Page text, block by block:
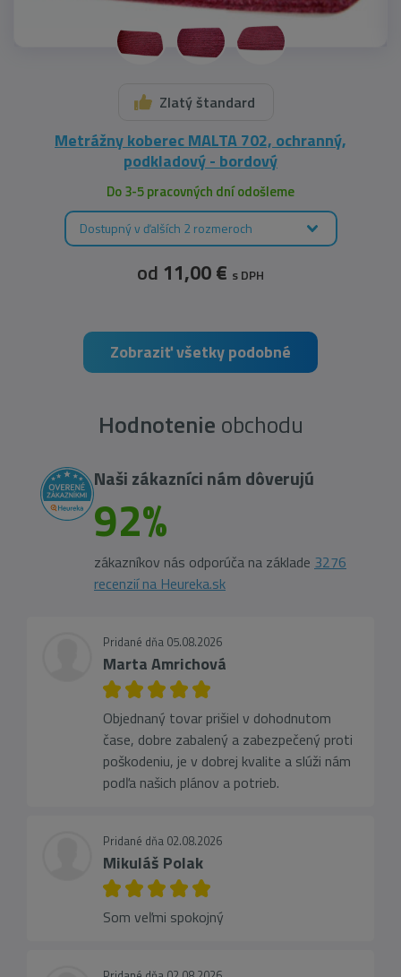
Zlatý štandard
Metrážny koberec MALTA 702, ochranný,
podkladový - bordový
Do 3-5 pracovných dní odošleme
Dostupný v ďalších 2 rozmeroch
od 11,00 € s DPH
Zobraziť všetky podobné
Hodnotenie obchodu
Naši zákazníci nám dôverujú
92%
zákazníkov nás odporúča na základe 3276
recenzií na Heureka.sk
Pridané dňa 05.08.2026
Marta Amrichová
Objednaný tovar prišiel v dohodnutom
čase, dobre zabalený a zabezpečený proti
poškodeniu, je v dobrej kvalite a slúži nám
podľa našich plánov a potrieb.
Pridané dňa 02.08.2026
Mikuláš Polak
Som veľmi spokojný